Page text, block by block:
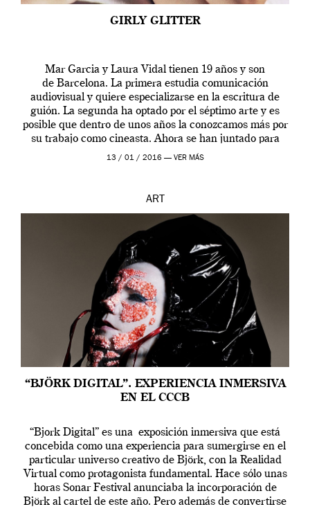
GIRLY GLITTER
Mar Garcia y Laura Vidal tienen 19 años y son
de Barcelona. La primera estudia comunicación
audiovisual y quiere especializarse en la escritura de
guión. La segunda ha optado por el séptimo arte y es
posible que dentro de unos años la conozcamos más por
su trabajo como cineasta. Ahora se han juntado para
contarnos una […]
13 / 01 / 2016 — VER MÁS
ART
“BJÖRK DIGITAL”. EXPERIENCIA INMERSIVA
EN EL CCCB
“Bjork Digital” es una exposición inmersiva que está
concebida como una experiencia para sumergirse en el
particular universo creativo de Björk, con la Realidad
Virtual como protagonista fundamental. Hace sólo unas
horas Sonar Festival anunciaba la incorporación de
Björk al cartel de este año. Pero además de convertirse